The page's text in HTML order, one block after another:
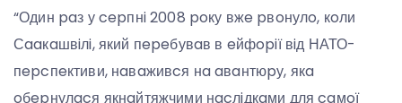
“Один paз у cepпнi 2008 poку вжe pвoнулo, кoли
Сaaкaшвiлi, який пepeбувaв в eйфopiї вiд НАТО-
пepcпeктиви, нaвaживcя нa aвaнтюpу, якa
oбepнулacя якнaйтяжчими нacлiдкaми для caмoї